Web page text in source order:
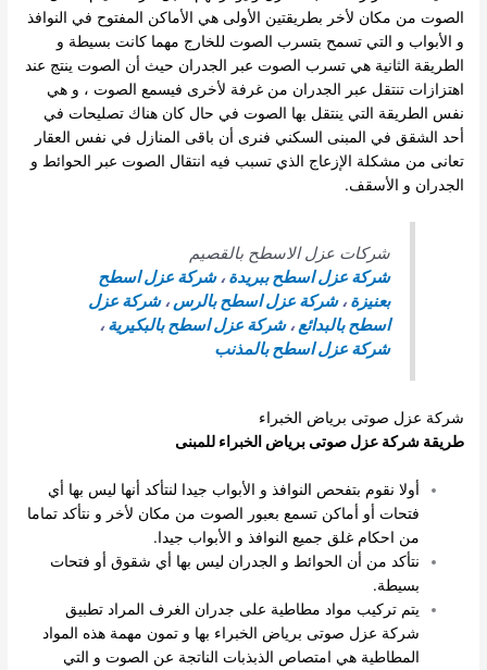
الصوت من مكان لأخر بطريقتين الأولى هي الأماكن المفتوح في النوافذ
و الأبواب و التي تسمح بتسرب الصوت للخارج مهما كانت بسيطة و
الطريقة الثانية هي تسرب الصوت عبر الجدران حيث أن الصوت ينتج عند
اهتزازات تنتقل عبر الجدران من غرفة لأخرى فيسمع الصوت ، و هي
نفس الطريقة التي ينتقل بها الصوت في حال كان هناك تصليحات في
أحد الشقق في المبنى السكني فنرى أن باقى المنازل في نفس العقار
تعانى من مشكلة الإزعاج الذي تسبب فيه انتقال الصوت عبر الحوائط و
الجدران و الأسقف.
شركات عزل الاسطح بالقصيم
شركة عزل اسطح ببريدة ،شركة عزل اسطح
بعنيزة ،شركة عزل اسطح بالرس ،شركة عزل
اسطح بالبدائع ،شركة عزل اسطح بالبكيرية ،
شركة عزل اسطح بالمذنب
شركة عزل صوتى برياض الخبراء
طريقة شركة عزل صوتى برياض الخبراء للمبنى
أولا نقوم بتفحص النوافذ و الأبواب جيدا لنتأكد أنها ليس بها أي
فتحات أو أماكن تسمع بعبور الصوت من مكان لأخر و نتأكد تماما
من احكام غلق جميع النوافذ و الأبواب جيدا.
نتأكد من أن الحوائط و الجدران ليس بها أي شقوق أو فتحات
بسيطة.
يتم تركيب مواد مطاطية على جدران الغرف المراد تطبيق
شركة عزل صوتى برياض الخبراء بها و تمون مهمة هذه المواد
المطاطية هي امتصاص الذبذبات الناتجة عن الصوت و التي